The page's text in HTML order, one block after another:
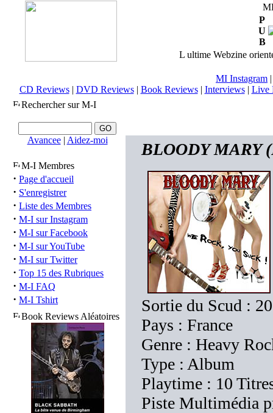
P
U
B
L ultime Webzine
MI Instagram
CD Reviews| DVD Reviews| Book Reviews| Interviews| Live
Rechercher sur M-I
Avancee| Aidez-moi
M-I Membres
· Page d'accueil
· S'enregistrer
· Liste des Membres
· M-I sur Instagram
· M-I sur Facebook
· M-I sur YouTube
· M-I sur Twitter
· Top 15 des Rubriques
· M-I FAQ
· M-I Tshirt
Book Reviews Aléatoires
BLOODY MARY
Sortie du Scud :
Pays : France
Genre : Heavy
Type : Album
Playtime : 10
Piste Multimédia